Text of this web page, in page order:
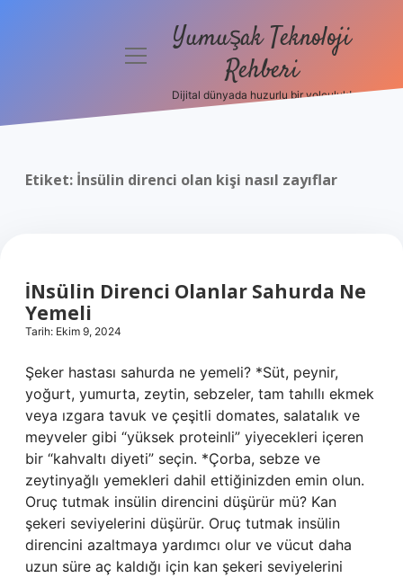
Politikası
menüyüYumuşak Teknoloji
Rehberi
Dijital dünyada huzurlu bir yolculuk!
Etiket: İnsülin direnci olan kişi nasıl zayıflar
İNsülin Direnci Olanlar Sahurda Ne
Yemeli
Tarih: Ekim 9, 2024
Şeker hastası sahurda ne yemeli? *Süt, peynir,
yoğurt, yumurta, zeytin, sebzeler, tam tahıllı ekmek
veya ızgara tavuk ve çeşitli domates, salatalık ve
meyveler gibi “yüksek proteinli” yiyecekleri içeren
bir “kahvaltı diyeti” seçin. *Çorba, sebze ve
zeytinyağlı yemekleri dahil ettiğinizden emin olun.
Oruç tutmak insülin direncini düşürür mü? Kan
şekeri seviyelerini düşürür. Oruç tutmak insülin
direncini azaltmaya yardımcı olur ve vücut daha
uzun süre aç kaldığı için kan şekeri seviyelerini